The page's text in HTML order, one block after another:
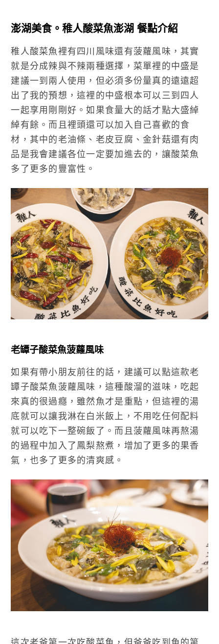
澎湖美食。稚人酸菜魚澎湖 餐點介紹
稚人酸菜魚裡有四川風味還有菠蘿風味，其實
就是分成辣與不辣兩種選擇，菜單裡的中盛是
建議一到兩人使用，但必須多份量真的遠遠超
出了我的預想，這裡的中盛根本可以三到四人
一起享用剛剛好。如果食量大的話才點大盛綽
綽有餘。而且裡頭還可以加入自己喜歡的食
材，其中的老油條、老皮豆腐、金針菇還有肉
品是我會建議各位一定要加進去的，讓酸菜魚
多了更多的豐富性。
老罈子酸菜魚菠蘿風味
如果有帶小朋友前往的話，建議可以點這款老
罈子酸菜魚菠蘿風味，這種酸溜的滋味，吃起
來真的很過癮，雖然魚才是重點，但這裡的湯
底就可以讓我淋在白米飯上，不用吃任何配料
就可以吃下一整碗飯了。而且菠蘿風味再熬湯
的過程中加入了鳳梨熬煮，增加了更多的果香
氣，也多了更多的清爽感。